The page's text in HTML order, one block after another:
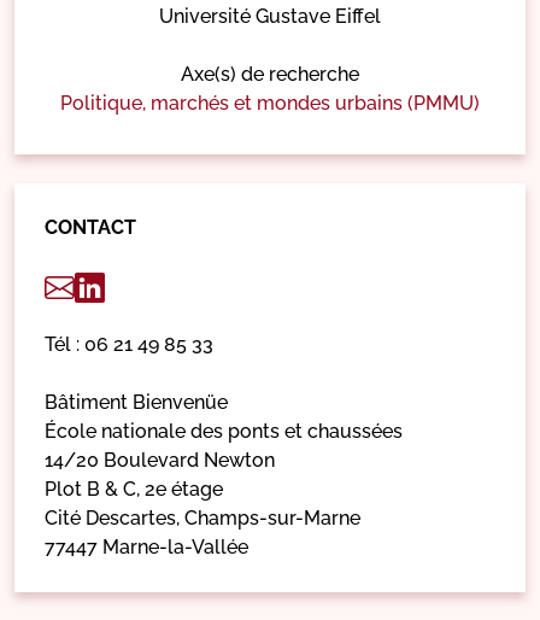
Université Gustave Eiffel
Axe(s) de recherche
Politique, marchés et mondes urbains (PMMU)
CONTACT
Tél : 06 21 49 85 33
Bâtiment Bienvenüe
École nationale des ponts et chaussées
14/20 Boulevard Newton
Plot B & C, 2e étage
Cité Descartes, Champs-sur-Marne
77447 Marne-la-Vallée